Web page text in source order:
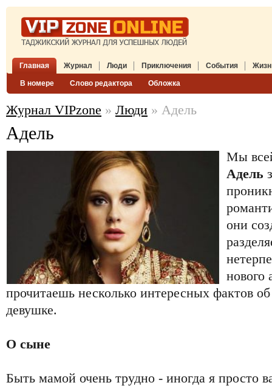
Главная Журнал
В номере Слово редактора Обложка
Люди Приключения События
Журнал VIPzone » Люди » Адель
Адель
Мы
Адель
они
нового
прочитаешь несколько интересных фактов
девушке.
О сыне
Быть мамой очень трудно - иногда я просто